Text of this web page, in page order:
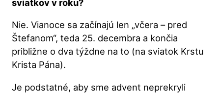
sviatkov v roku?
Nie. Vianoce sa začínajú len „včera – pred
Štefanom“, teda 25. decembra a končia
približne o dva týždne na to (na sviatok Krstu
Krista Pána).
Je podstatné, aby sme advent neprekryli